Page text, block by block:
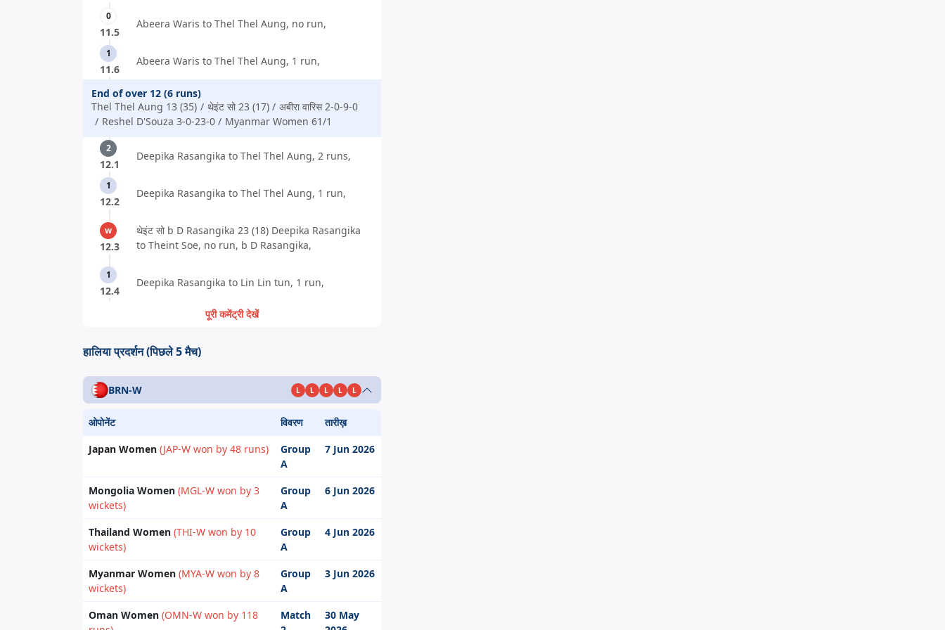
0
11.5
Abeera Waris to Thel Thel Aung, no run,
1
11.6
Abeera Waris to Thel Thel Aung, 1 run,
End of over 12 (6 runs)
Thel Thel Aung 13 (35)
थेइंट सो 23 (17)
अबीरा वारिस 2-0-9-0
Reshel D'Souza 3-0-23-0
Myanmar Women 61/1
2
12.1
Deepika Rasangika to Thel Thel Aung, 2 runs,
1
12.2
Deepika Rasangika to Thel Thel Aung, 1 run,
w
12.3
थेइंट सो b D Rasangika 23 (18) Deepika Rasangika
to Theint Soe, no run, b D Rasangika,
1
12.4
Deepika Rasangika to Lin Lin tun, 1 run,
पूरी कमेंट्री देखें
हालिया प्रदर्शन (पिछले 5 मैच)
BRN-W L L L L L
ओपोनेंट विवरण
तारीख़
Japan Women (JAP-W won by 48 runs)
Group
A
7 Jun 2026
Mongolia Women (MGL-W won by 3
wickets)
Group
A
6 Jun 2026
Thailand Women (THI-W won by 10
wickets)
Group
A
4 Jun 2026
Myanmar Women (MYA-W won by 8
wickets)
Group
A
3 Jun 2026
Oman Women (OMN-W won by 118
Match
30 May